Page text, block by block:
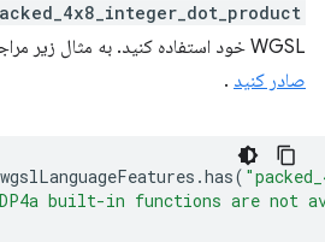
WGSL خود استفاده کنید. به مثال زیر مراجعه کنید و
صادر کنید .
wgslLanguageFeatures .has(
built-in functions are not